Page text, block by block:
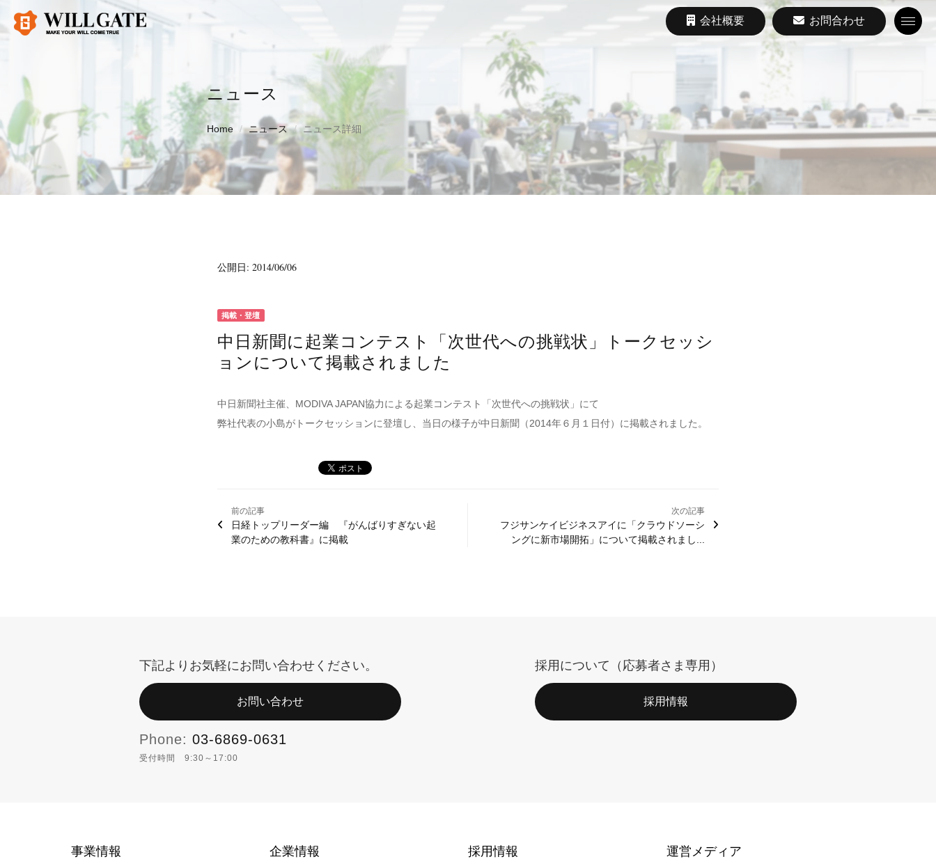
会社概要 お問合わせ
ニュース
Home ニュース ニュース詳細
公開日: 2014/06/06
掲載・登壇
中日新聞に起業コンテスト「次世代への挑戦状」トークセッシ
ョンについて掲載されました
中日新聞社主催、MODIVA JAPAN協力による起業コンテスト「次世代への挑戦状」にて
弊社代表の小島がトークセッションに登壇し、当日の様子が中日新聞（2014年６月１日付）に掲載されました。
前の記事
日経トップリーダー編 『がんばりすぎない起
業のための教科書』に掲載
次の記事
フジサンケイビジネスアイに「クラウドソーシ
ングに新市場開拓」について掲載されまし...
下記よりお気軽にお問い合わせください。
お問い合わせ
Phone: 03-6869-0631
受付時間 9:30～17:00
採用について（応募者さま専用）
採用情報
事業情報 企業情報 採用情報 運営メディア